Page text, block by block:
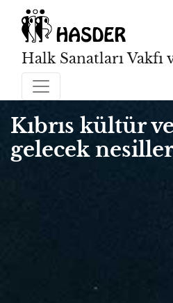
Halk Sanatları Vakfı
Kıbrıs kültür
gelecek